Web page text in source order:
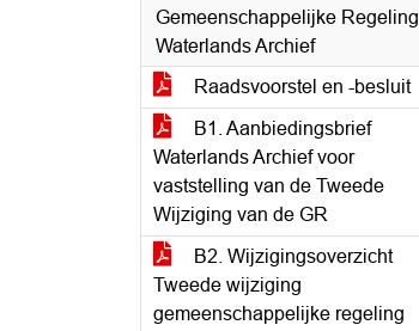
Gemeenschappelijke Regeling
Waterlands Archief
Raadsvoorstel en -besluit
B1. Aanbiedingsbrief
Waterlands Archief voor
vaststelling van de Tweede
Wijziging van de GR
B2. Wijzigingsoverzicht
Tweede wijziging
gemeenschappelijke regeling